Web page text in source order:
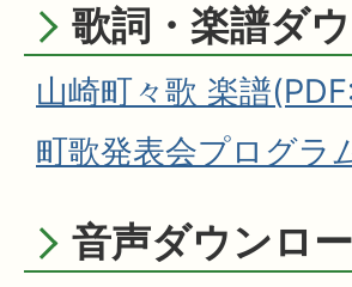
歌詞・楽譜ダ
山崎町々歌 楽譜
町歌発表会プログラ
音声ダウンロ